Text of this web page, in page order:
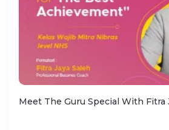
Meet The Guru Special With Fitra